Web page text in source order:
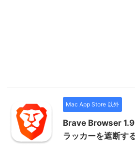
Mac App Store 以外
Brave Browser
ラッカーを遮断す